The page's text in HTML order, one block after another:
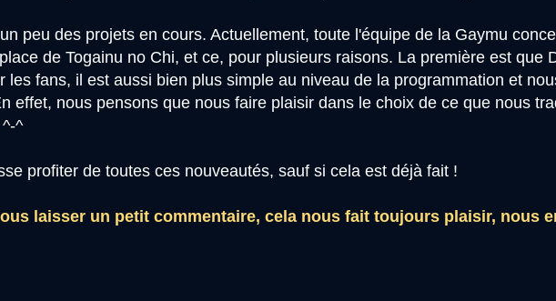
peu des projets en cours. Actuellement, toute l'équipe de la Gaymu
de Togainu no Chi, et ce, pour plusieurs raisons. La première est que
les fans, il est aussi bien plus simple au niveau de la programmation et
effet, nous pensons que nous faire plaisir dans le choix de ce que nous
^
profiter de toutes ces nouveautés, sauf si cela est déjà fait !
laisser un petit commentaire, cela nous fait toujours plaisir, nous